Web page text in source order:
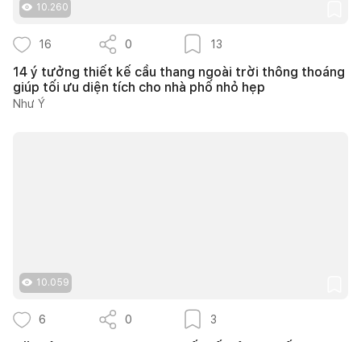
10.260
16 0 13
14 ý tưởng thiết kế cầu thang ngoài trời thông thoáng
giúp tối ưu diện tích cho nhà phố nhỏ hẹp
Như Ý
10.059
6 0 3